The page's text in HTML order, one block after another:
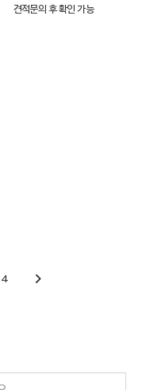
견적문의 후 확인 가능
4